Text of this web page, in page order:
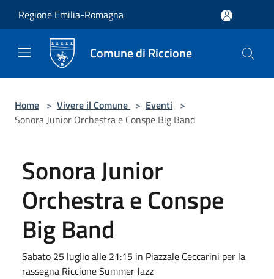
Regione Emilia-Romagna
Comune di Riccione
Home > Vivere il Comune > Eventi >
Sonora Junior Orchestra e Conspe Big Band
Sonora Junior
Orchestra e Conspe
Big Band
Sabato 25 luglio alle 21:15 in Piazzale Ceccarini per la
rassegna Riccione Summer Jazz